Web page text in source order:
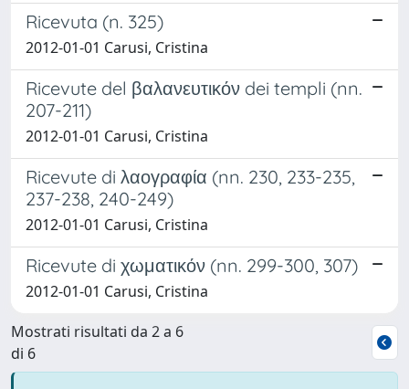
Ricevuta (n. 325)
2012-01-01 Carusi, Cristina
Ricevute del βαλανευτικόν dei templi (nn.
207-211)
2012-01-01 Carusi, Cristina
Ricevute di λαογραφία (nn. 230, 233-235,
237-238, 240-249)
2012-01-01 Carusi, Cristina
Ricevute di χωματικόν (nn. 299-300, 307)
2012-01-01 Carusi, Cristina
Mostrati risultati da 2 a 6
di 6